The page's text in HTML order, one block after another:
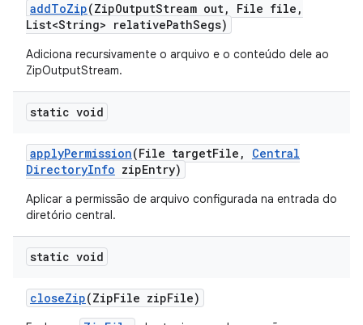
addToZip(ZipOutputStream out, File file ,
List<String> relativePathSegs)
Adiciona recursivamente o arquivo e o conteúdo dele ao
ZipOutputStream.
static void
applyPermission(File targetFile ,
Central
DirectoryInfo zipEntry)
Aplicar a permissão de arquivo configurada na entrada do
diretório central.
static void
closeZip(ZipFile zipFile)